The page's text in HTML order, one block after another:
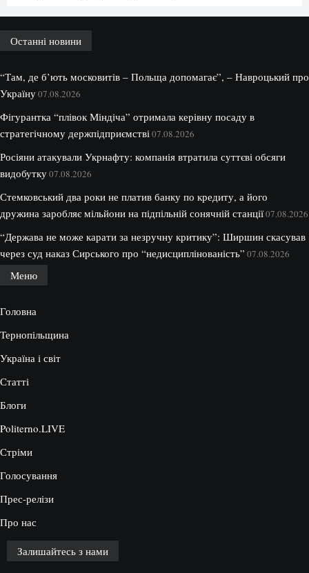
Останні новини
“Там, де б’ють московитів – Польща допомагає”, – Навроцький про
Україну07.08.2026
Фігурантка “плівок Міндіча” отримала керівну посаду в
стратегічному держпідприємстві07.08.2026
Росіяни атакували Укрнафту: компанія втратила суттєві обсяги
видобутку07.08.2026
Стемковський два роки не платив банку по кредиту, а його
дружина заробляє мільйони на підпільній сонячній станції07.08.2026
“Держава не може карати за незручну критику”: Ширшин скасував
через суд наказ Сирського про “недисциплінованість” 07.08.2026
Меню
Головна
Тернопільщина
Україна і світ
Статті
Блоги
Politerno.LIVE
Стріми
Голосування
Прес-релізи
Про нас
Залишайтесь з нами